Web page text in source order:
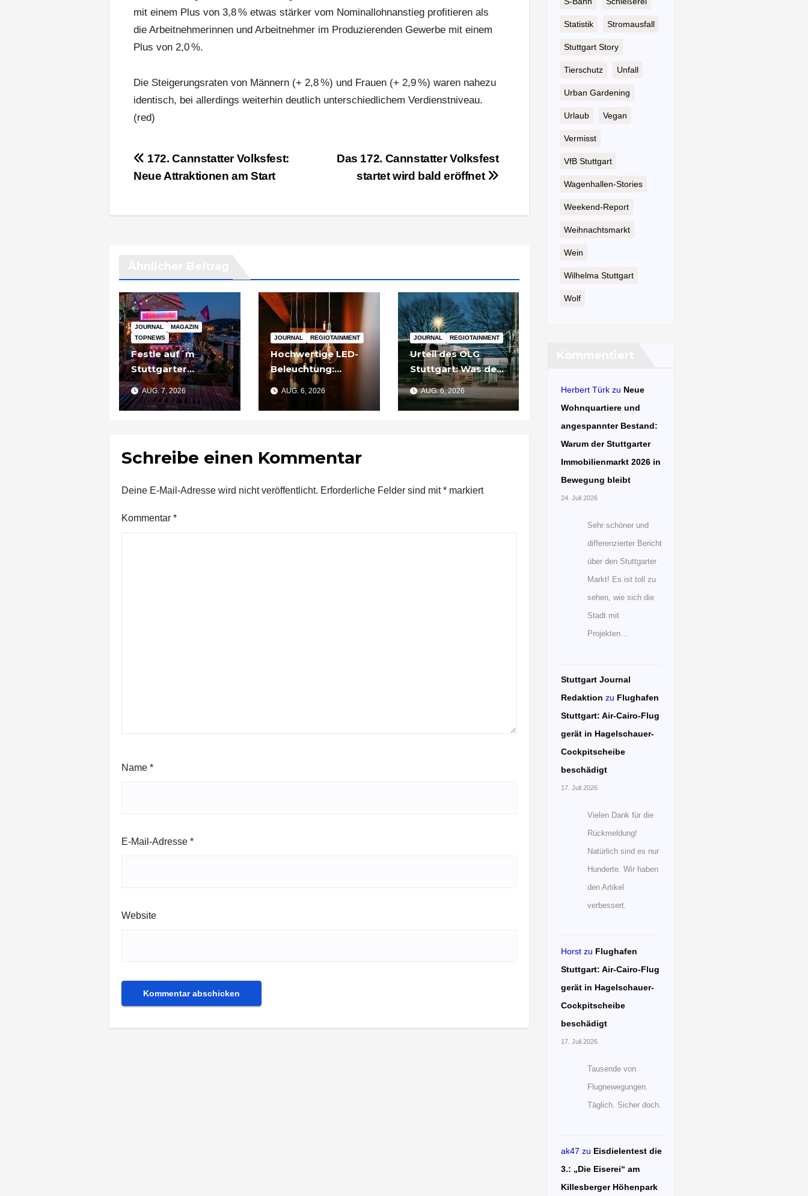
mit einem Plus von 3,8 % etwas stärker vom Nominallohnanstieg profitieren als
die Arbeitnehmerinnen und Arbeitnehmer im Produzierenden Gewerbe mit einem
Plus von 2,0 %.
Die Steigerungsraten von Männern (+ 2,8 %) und Frauen (+ 2,9 %) waren nahezu
identisch, bei allerdings weiterhin deutlich unterschiedlichem Verdienstniveau.
(red)
Beitragsnavigation
Das 172. Cannstatter Volksfest
startet wird bald eröffnet
172. Cannstatter Volksfest:
Neue Attraktionen am Start
JOURNAL
MAGAZIN
TOPNEWS
Festle auf´m
Stuttgarter
Partyschiff: „Tier
am Pier“
AUG. 7, 2026
JOURNAL REGIOTAINMENT
Hochwertige LED-
Beleuchtung:
Warum sich
Qualität nach zwei
Jahren rechnet
AUG. 6, 2026
JOURNAL REGIOTAINMENT
Urteil des OLG
Stuttgart: Was der
Fall um die
Umgehung von
Russland-
AUG. 6, 2026
Schreibe einen Kommentar
Deine E-Mail-Adresse wird nicht veröffentlicht. Erforderliche Felder sind mit* markiert
Kommentar *
Name *
E-Mail-Adresse *
Website
Statistik Stromausfall
Stuttgart Story
Tierschutz Unfall
Urban Gardening
Urlaub Vegan
Vermisst
VfB Stuttgart
Wagenhallen-Stories
Weekend-Report
Weihnachtsmarkt
Wein
Wilhelma Stuttgart
Wolf
Herbert Türkzu Neue
Wohnquartiere und
angespannter Bestand:
Warum der Stuttgarter
Immobilienmarkt 2026 in
Bewegung bleibt
24. Juli 2026
Sehr schöner und
differenzierter Bericht
über den Stuttgarter
Markt! Es ist toll zu
sehen, wie sich die
Stadt mit
Projekten…
Stuttgart Journal
Redaktion zu Flughafen
Stuttgart: Air-Cairo-Flug
gerät in Hagelschauer-
Cockpitscheibe
beschädigt
17. Juli 2026
Vielen Dank für die
Rückmeldung!
Natürlich sind es nur
Hunderte. Wir haben
den Artikel
verbessert.
Horstzu Flughafen
Stuttgart: Air-Cairo-Flug
gerät in Hagelschauer-
Cockpitscheibe
beschädigt
17. Juli 2026
Tausende von
Flugnewegungen.
Täglich. Sicher doch.
ak47 zu Eisdielentest die
3.: „Die Eiserei“ am
Killesberger Höhenpark